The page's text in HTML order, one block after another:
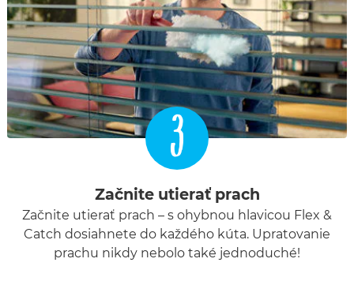
3
Začnite utierať prach
Začnite utierať prach – s ohybnou hlavicou Flex &
Catch dosiahnete do každého kúta. Upratovanie
prachu nikdy nebolo také jednoduché!